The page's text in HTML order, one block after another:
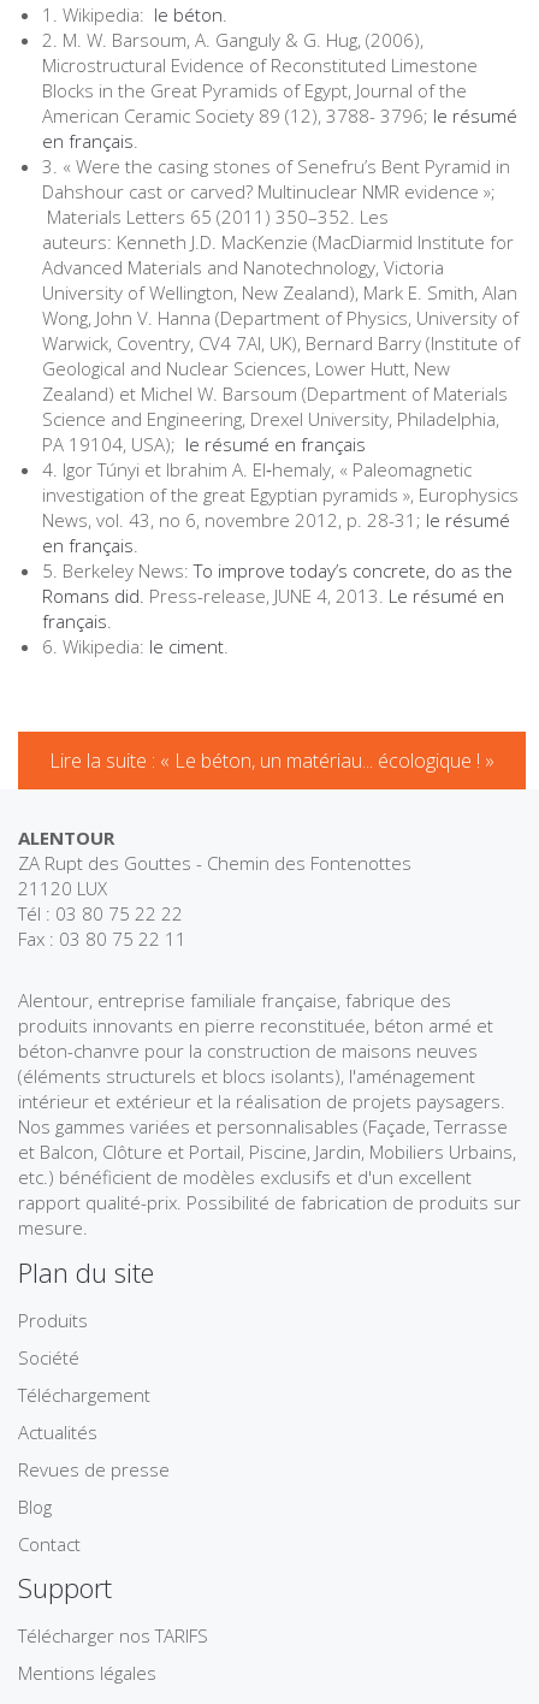
1. Wikipedia: le béton
2. M. W. Barsoum, A. Ganguly & G. Hug, (2006),
Microstructural Evidence of Reconstituted Limestone
Blocks in the Great Pyramids of Egypt, Journal of the
American Ceramic Society 89 (12), 3788- 3796; le résumé
en français
3. « Were the casing stones of Senefru’s Bent Pyramid in
Dahshour cast or carved? Multinuclear NMR evidence »;
Materials Letters 65 (2011) 350–352. Les
auteurs: Kenneth J.D. MacKenzie (MacDiarmid Institute for
Advanced Materials and Nanotechnology, Victoria
University of Wellington, New Zealand), Mark E. Smith, Alan
Wong, John V. Hanna (Department of Physics, University of
Warwick, Coventry, CV4 7Al, UK), Bernard Barry (Institute of
Geological and Nuclear Sciences, Lower Hutt, New
Zealand) et Michel W. Barsoum (Department of Materials
Science and Engineering, Drexel University, Philadelphia,
PA 19104, USA); le résumé en français
4. Igor Túnyi et Ibrahim A. El‐hemaly, « Paleomagnetic
investigation of the great Egyptian pyramids », Europhysics
News, vol. 43, no 6,‎ novembre 2012, p. 28-31; le résumé
en français
5. Berkeley News:To improve today’s concrete, do as the
Romans did. Press-release, JUNE 4, 2013. Le résumé en
français
6. Wikipedia: le ciment
Lire la suite : « Le béton, un matériau... écologique ! »
ALENTOUR
ZA Rupt des Gouttes - Chemin des Fontenottes
21120 LUX
Tél : 03 80 75 22 22
Fax : 03 80 75 22 11
Alentour, entreprise familiale française, fabrique des
produits innovants en pierre reconstituée, béton armé et
béton-chanvre pour la construction de maisons neuves
(éléments structurels et blocs isolants), l'aménagement
intérieur et extérieur et la réalisation de projets paysagers.
Nos gammes variées et personnalisables (Façade, Terrasse
et Balcon, Clôture et Portail, Piscine, Jardin, Mobiliers Urbains,
etc.) bénéficient de modèles exclusifs et d'un excellent
rapport qualité-prix. Possibilité de fabrication de produits sur
mesure.
Plan du site
Produits
Société
Téléchargement
Actualités
Revues de presse
Blog
Contact
Support
Télécharger nos TARIFS
Mentions légales